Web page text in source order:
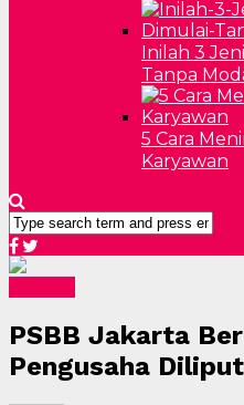
Inilah 3
Tanpa
5 Cara
Karyawan
PSBB Jakarta
Pengusaha